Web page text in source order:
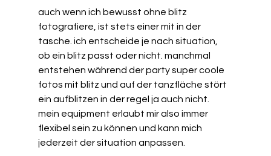
auch wenn ich bewusst ohne blitz
fotografiere, ist stets einer mit in der
tasche. ich entscheide je nach situation,
ob ein blitz passt oder nicht. manchmal
entstehen während der party super coole
fotos mit blitz und auf der tanzfläche stört
ein aufblitzen in der regel ja auch nicht.
mein equipment erlaubt mir also immer
flexibel sein zu können und kann mich
jederzeit der situation anpassen.